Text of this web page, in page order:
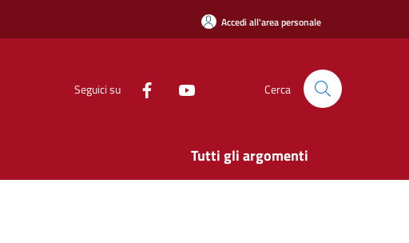
Accedi all'area personale
Seguici su Cerca
Tutti gli argomenti